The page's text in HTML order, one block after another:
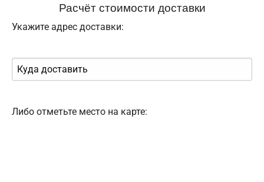
Расчёт стоимости доставки
Укажите адрес доставки:
Либо отметьте место на карте: